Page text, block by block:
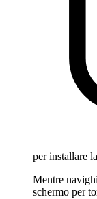
per installare
Mentre
schermo per